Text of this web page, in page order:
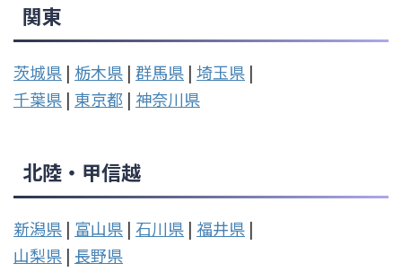
関東
茨城県 | 栃木県 | 群馬県 | 埼玉県 |
千葉県 | 東京都 | 神奈川県
北陸・甲信越
新潟県 | 富山県 | 石川県 | 福井県 |
山梨県 | 長野県